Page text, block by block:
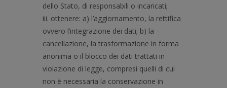
dello Stato, di responsabili o incaricati;
iii. ottenere: a) l’aggiornamento, la rettifica
ovvero l’integrazione dei dati; b) la
cancellazione, la trasformazione in forma
anonima o il blocco dei dati trattati in
violazione di legge, compresi quelli di cui
non è necessaria la conservazione in